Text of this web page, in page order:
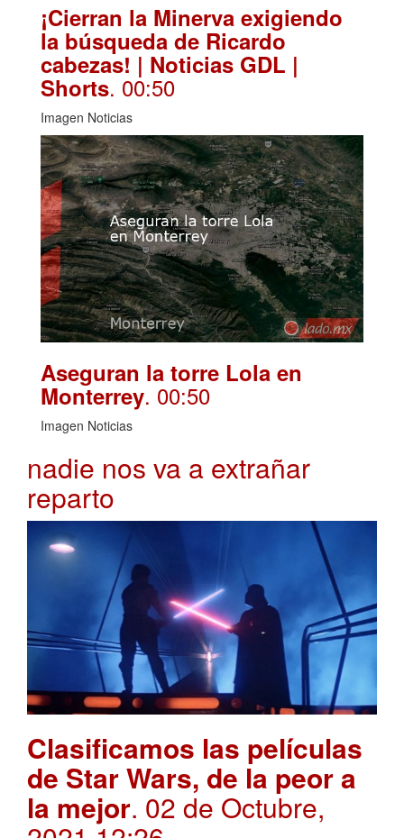
¡Cierran la Minerva exigiendo
la búsqueda de Ricardo
cabezas! | Noticias GDL |
Shorts. 00:50
Imagen Noticias
Aseguran la torre Lola en
Monterrey. 00:50
Imagen Noticias
nadie nos va a extrañar
reparto
Clasificamos las películas
de Star Wars, de la peor a
la mejor. 02 de Octubre,